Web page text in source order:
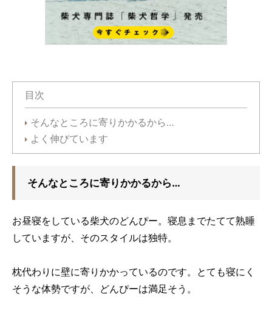
目次
そんなところに寄りかかるから…
よく伸びています
そんなところに寄りかかるから…
お昼寝をしている柴犬のどんぴー。寝息までたてて熟睡
していますが、そのスタイルは独特。
枕代わりに壁に寄りかかっているのです。とても寝にく
そうな体勢ですが、どんぴーは満足そう。